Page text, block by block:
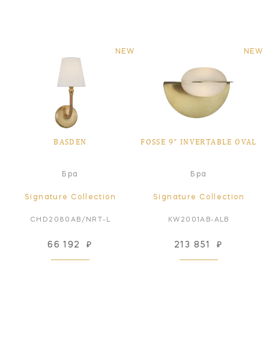
NEW
BASDEN
Бра
Signature Collection
CHD2080AB/NRT-L
66 192 ₽
NEW
FOSSE 9" INVERTABLE OVAL
Бра
Signature Collection
KW2001AB-ALB
213 851 ₽